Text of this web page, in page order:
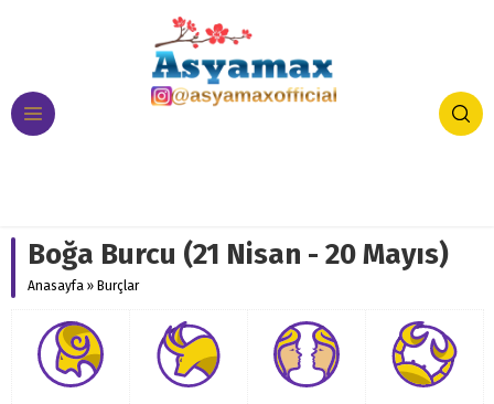
Boğa Burcu (21 Nisan - 20 Mayıs)
Anasayfa » Burçlar